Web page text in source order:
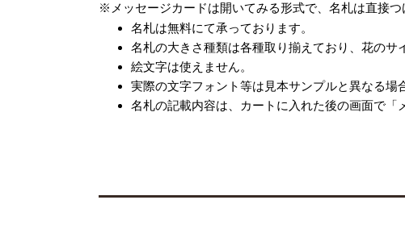
※メッセージカードは開いてみる形式で、名札は直接つ
名札は無料にて承っております。
名札の大きさ種類は各種取り揃えており、花のサ
絵文字は使えません。
実際の文字フォント等は見本サンプルと異なる場
名札の記載内容は、カートに入れた後の画面で「